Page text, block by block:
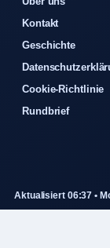
Kontakt
Geschichte
Cookie-Richtlinie
Rundbrief
Aktualisiert 06:37 •